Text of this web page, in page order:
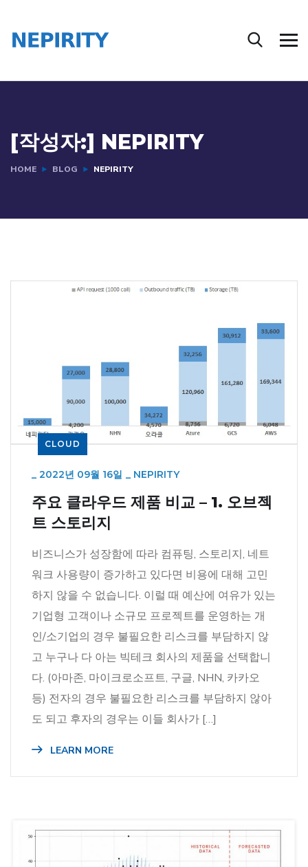
[작성자:] NEPIRITY
HOME BLOG NEPIRITY
CLOUD
_ 2022년 09월 16일 _ NEPIRITY
주요 클라우드 제품 비교 – 1. 오브젝
트 스토리지
비즈니스가 성장함에 따라 컴퓨팅, 스토리지, 네트
워크 사용량이 증가하고 있다면 비용에 대해 고민
하지 않을 수 없습니다. 이럴 때 예산에 여유가 있는
기업형 고객이나 소규모 프로젝트를 운영하는 개
인/소기업의 경우 불필요한 리스크를 부담하지 않
고 누구나 다 아는 빅테크 회사의 제품을 선택합니
다. (아마존, 마이크로소프트, 구글, NHN, 카카오
등) 전자의 경우 불필요한 리스크를 부담하지 않아
도 되고 후자의 경우는 이들 회사가 […]
LEARN MORE